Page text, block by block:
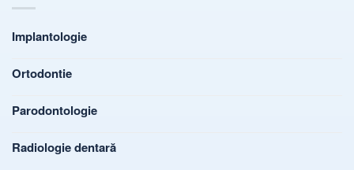
Implantologie
Ortodontie
Parodontologie
Radiologie dentară